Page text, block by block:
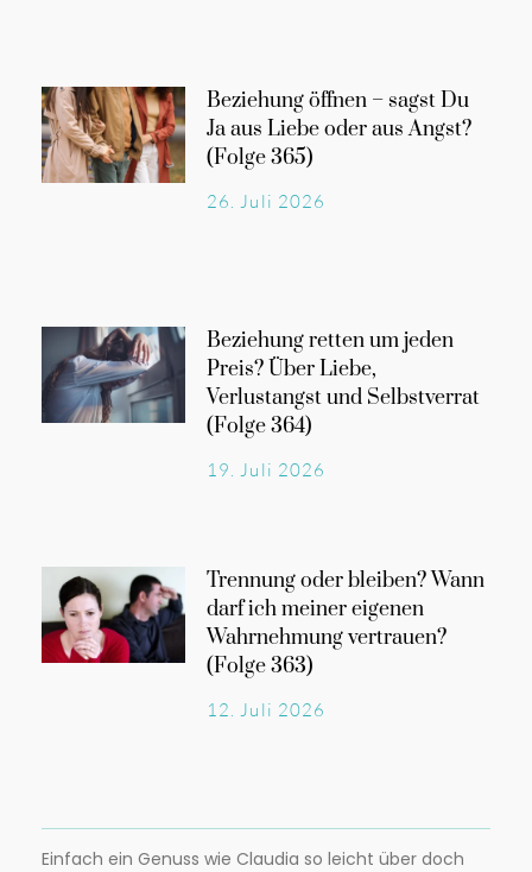
Beziehung öffnen – sagst Du
Ja aus Liebe oder aus Angst?
(Folge 365)
26. Juli 2026
Beziehung retten um jeden
Preis? Über Liebe,
Verlustangst und Selbstverrat
(Folge 364)
19. Juli 2026
Trennung oder bleiben? Wann
darf ich meiner eigenen
Wahrnehmung vertrauen?
(Folge 363)
12. Juli 2026
Einfach ein Genuss wie Claudia so leicht über doch